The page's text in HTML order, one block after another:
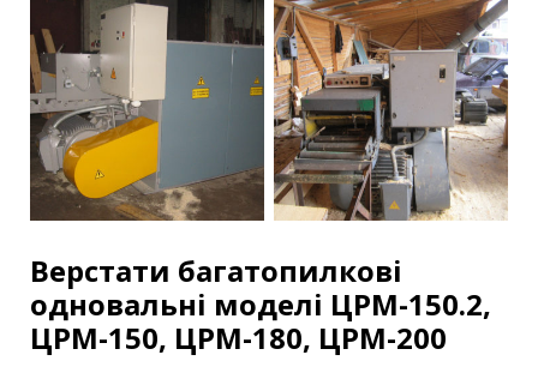
Верстати багатопилкові
одновальні моделі ЦРМ-150.2,
ЦРМ-150, ЦРМ-180, ЦРМ-200